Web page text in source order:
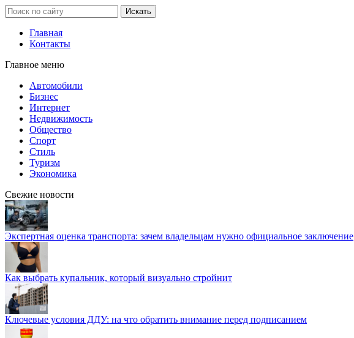
Главная
Контакты
Главное меню
Автомобили
Бизнес
Интернет
Недвижимость
Общество
Спорт
Стиль
Туризм
Экономика
Свежие новости
Экспертная оценка транспорта: зачем владельцам нужно официальное заключение
Как выбрать купальник, который визуально стройнит
Ключевые условия ДДУ: на что обратить внимание перед подписанием